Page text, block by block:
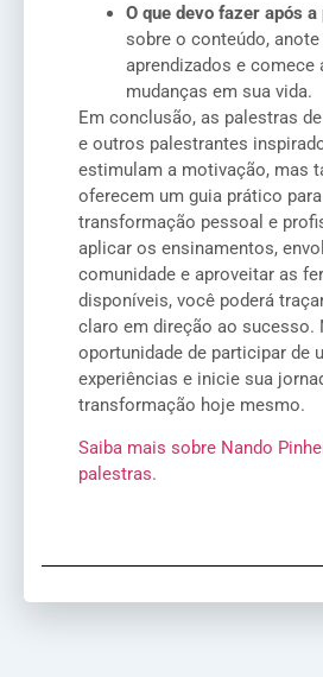
O que devo fazer após
sobre o conteúdo,
aprendizados e comece
mudanças em sua vida.
Em conclusão, as palestras
e outros palestrantes
estimulam a motivação, mas
oferecem um guia prático
transformação pessoal e
aplicar os ensinamentos,
comunidade e aproveitar as
disponíveis, você poderá
claro em direção ao sucesso.
oportunidade de participar de
experiências e inicie sua
transformação hoje mesmo.
Saiba mais sobre Nando
palestras.